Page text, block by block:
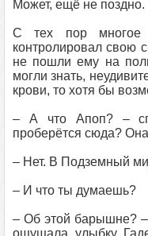
Может, ещё не поздно.
С тех пор многое
контролировал свою
не пошли ему на
могли знать,
крови, то хотя бы
– А что Апоп? –
проберётся сюда?
– Нет. В Подземный
– И что ты думаешь?
– Об этой барышне?
ощущала улыбку